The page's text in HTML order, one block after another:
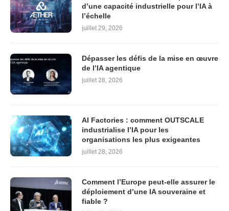
d’une capacité industrielle pour l’IA à
l’échelle
juillet 29, 2026
Dépasser les défis de la mise en œuvre
de l’IA agentique
juillet 28, 2026
AI Factories : comment OUTSCALE
industrialise l’IA pour les
organisations les plus exigeantes
juillet 28, 2026
Comment l’Europe peut-elle assurer le
déploiement d’une IA souveraine et
fiable ?